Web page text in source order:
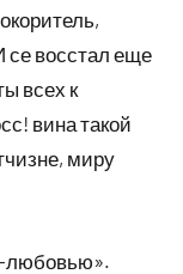
се восстал еще
всех к
вина такой
миру